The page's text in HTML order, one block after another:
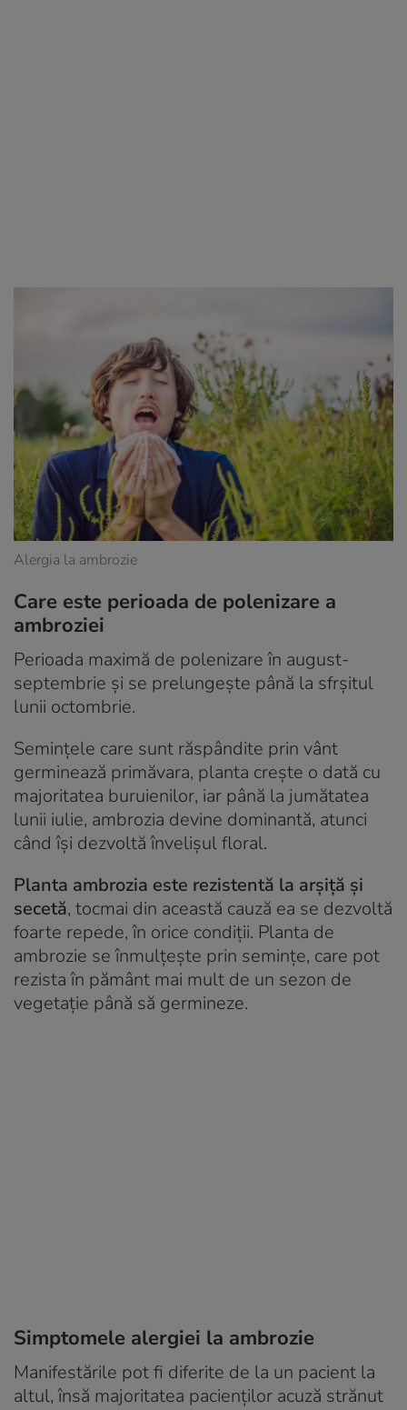
Alergia la ambrozie
Care este perioada de polenizare a
ambroziei
Perioada maximă de polenizare în august-
septembrie și se prelungește până la sfrșitul
lunii octombrie.
Semințele care sunt răspândite prin vânt
germinează primăvara, planta crește o dată cu
majoritatea buruienilor, iar până la jumătatea
lunii iulie, ambrozia devine dominantă, atunci
când își dezvoltă învelișul floral.
Planta ambrozia este rezistentă la arșiță și
secetă, tocmai din această cauză ea se dezvoltă
foarte repede, în orice condiții. Planta de
ambrozie se înmulțește prin semințe, care pot
rezista în pământ mai mult de un sezon de
vegetație până să germineze.
Simptomele alergiei la ambrozie
Manifestările pot fi diferite de la un pacient la
altul, însă majoritatea pacienților acuză strănut